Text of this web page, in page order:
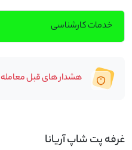
خدمات کارشناسی
هشدار های قبل معامله
غرفه پت شاپ آریانا